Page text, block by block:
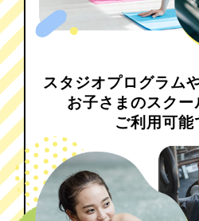
スタジオプログラム
お子さまのスクー
ご利用可能